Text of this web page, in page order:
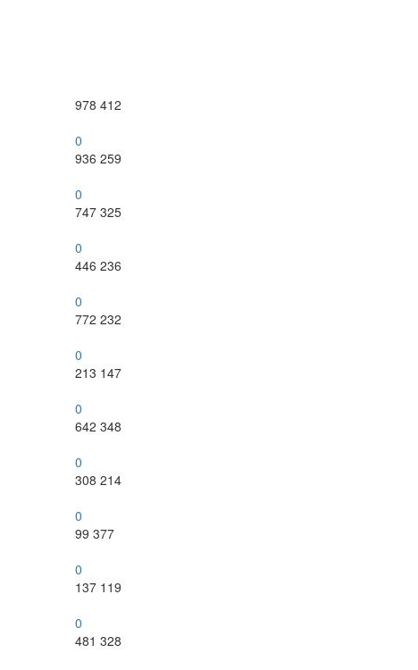
978 412
0
936 259
0
747 325
0
446 236
0
772 232
0
213 147
0
642 348
0
308 214
0
99 377
0
137 119
0
481 328